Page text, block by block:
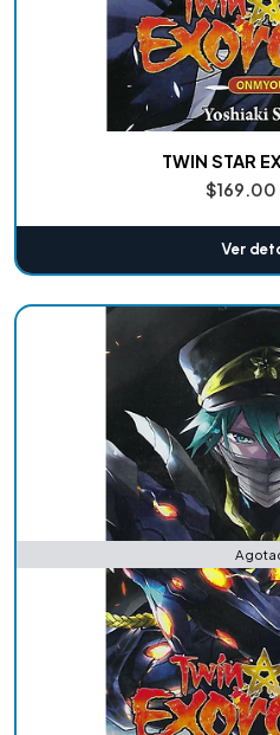
TWIN STAR
$169.00
Ver